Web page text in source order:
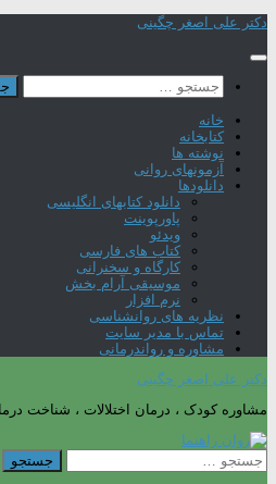
Skip
content
دکتر علی اصغر چگینی
جستجو
برای:
خانه
کتابخانه
نوشته ها
آزمونهای روانی
دانلودها
دانلود کتابهای انگلیسی
پاورپوینت
ویدئو
کتاب های فارسی
کارگاه و سخنرانی
موسیقی آرام بخش
نرم افزار
نظریه های روانشناسی
تماس با مدیر سایت
مشاوره و رواندرمانی
دکتر علی اصغر چگینی
مشاوره کودک ، درمان اختلالات ، شناخت
جستجو
برای: